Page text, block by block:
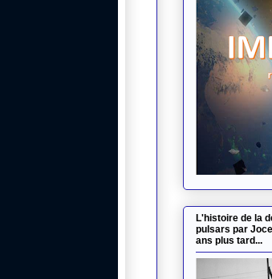
L'histoire de la
pulsars par
ans plus tard...